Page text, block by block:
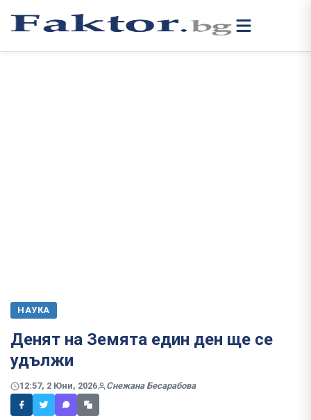
НАУКА
Денят на Земята един ден ще се
удължи
12:57, 2 Юни, 2026 Снежана Бесарабова